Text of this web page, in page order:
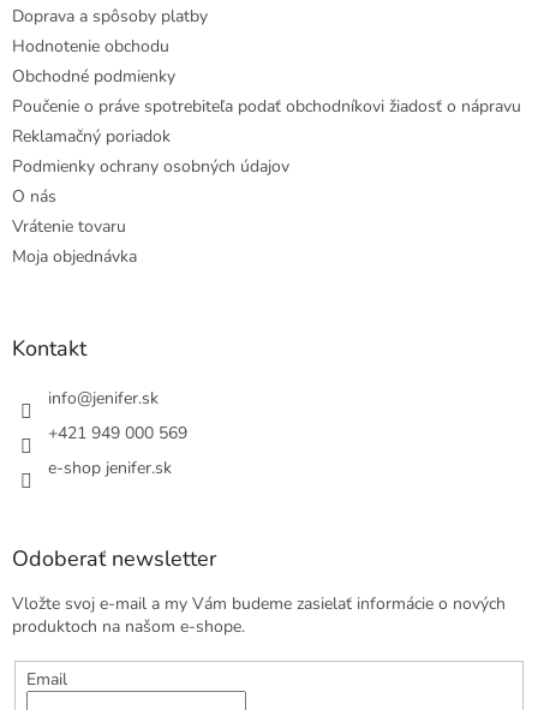
Doprava a spôsoby platby
Hodnotenie obchodu
Obchodné podmienky
Poučenie o práve spotrebiteľa podať obchodníkovi žiadosť o nápravu
Reklamačný poriadok
Podmienky ochrany osobných údajov
O nás
Vrátenie tovaru
Moja objednávka
Kontakt
info@jenifer.sk
+421 949 000 569
e-shop jenifer.sk
Odoberať newsletter
Vložte svoj e-mail a my Vám budeme zasielať informácie o nových
produktoch na našom e-shope.
Email